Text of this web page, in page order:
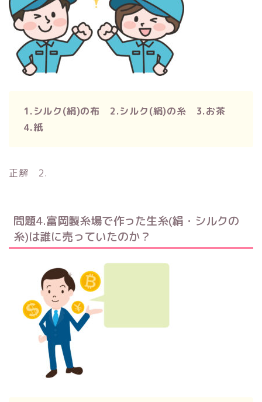
1.シルク(絹)の布 2.シルク(絹)の糸 3.お茶
4.紙
正解 2.
問題4.富岡製糸場で作った生糸(絹・シルクの
糸)は誰に売っていたのか？